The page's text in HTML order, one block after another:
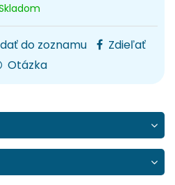
do zoznamu
Zdieľať
Otázka